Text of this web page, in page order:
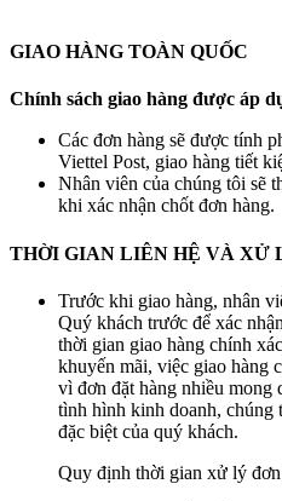
GIAO HÀNG TOÀN QUỐC
Chính sách giao hàng được áp
Các đơn hàng sẽ được tính
Viettel Post, giao hàng tiết
Nhân viên của chúng tôi sẽ
khi xác nhận chốt đơn hàng.
THỜI GIAN LIÊN HỆ VÀ XỬ
Trước khi giao hàng, nhân
Quý khách trước để xác
thời gian giao hàng chính
khuyến mãi, việc giao hàng
vì đơn đặt hàng nhiều mong
tình hình kinh doanh, chúng
đặc biệt của quý khách.
Quy định thời gian xử lý